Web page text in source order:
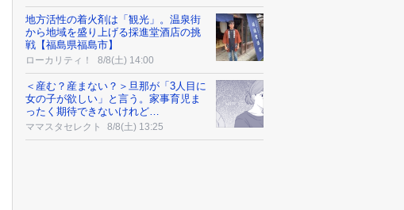
地方活性の着火剤は「観光」。温泉街
から地域を盛り上げる採進堂酒店の挑
戦【福島県福島市】
ローカリティ！ 8/8(土) 14:00
＜産む？産まない？＞旦那が「3人目に
女の子が欲しい」と言う。家事育児ま
ったく期待できないけれど…
ママスタセレクト 8/8(土) 13:25